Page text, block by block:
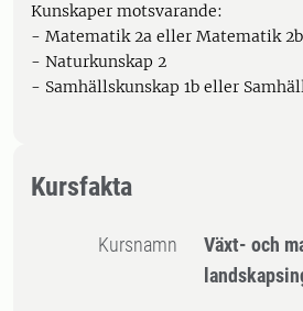
Kunskaper motsvarande:
- Matematik 2a eller Matematik
- Naturkunskap 2
- Samhällskunskap 1b eller
Kursfakta
Kursnamn
Växt- och